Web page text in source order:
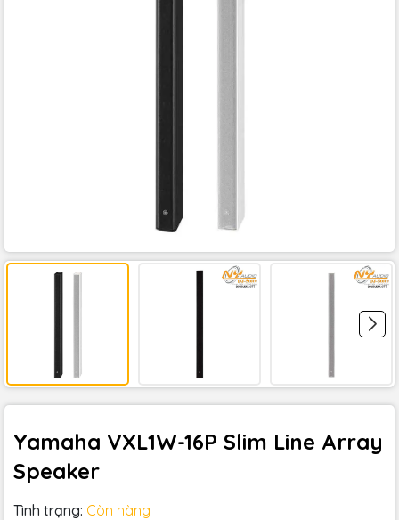
Yamaha VXL1W-16P Slim Line Array
Speaker
Tình trạng: Còn hàng